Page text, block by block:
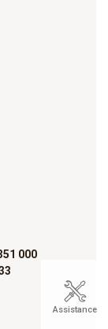
000
Assistance